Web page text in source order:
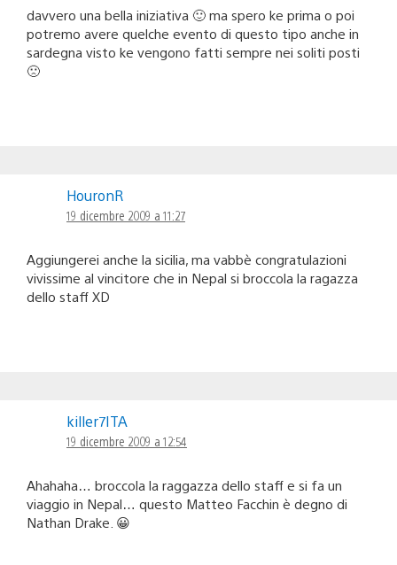
davvero una bella iniziativa 🙂 ma spero ke prima o poi
potremo avere quelche evento di questo tipo anche in
sardegna visto ke vengono fatti sempre nei soliti posti
🙁
HouronR
19 dicembre 2009 a 11:27
Aggiungerei anche la sicilia, ma vabbè congratulazioni
vivissime al vincitore che in Nepal si broccola la ragazza
dello staff XD
killer7ITA
19 dicembre 2009 a 12:54
Ahahaha… broccola la raggazza dello staff e si fa un
viaggio in Nepal… questo Matteo Facchin è degno di
Nathan Drake. 😀